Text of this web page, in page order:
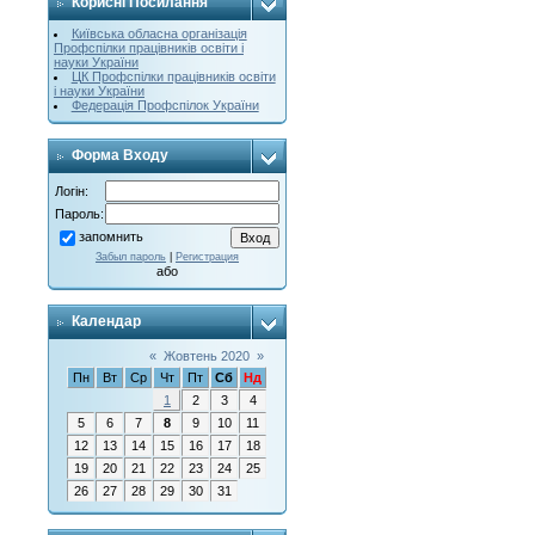
Київська обласна організація
Профспілки працівників освіти і
науки України
ЦК Профспілки працівників освіти
і науки України
Федерація Профспілок України
Форма Входу
Логін:
Пароль:
запомнить
Забыл пароль| Регистрация
або
Календар
« Жовтень 2020 »
Пн
Вт Ср Чт Пт Сб
Нд
1
2 3
4
5
6 7 8 9 10
11
12
13 14 15 16 17
18
19
20 21 22 23 24
25
26
27 28 29 30 31